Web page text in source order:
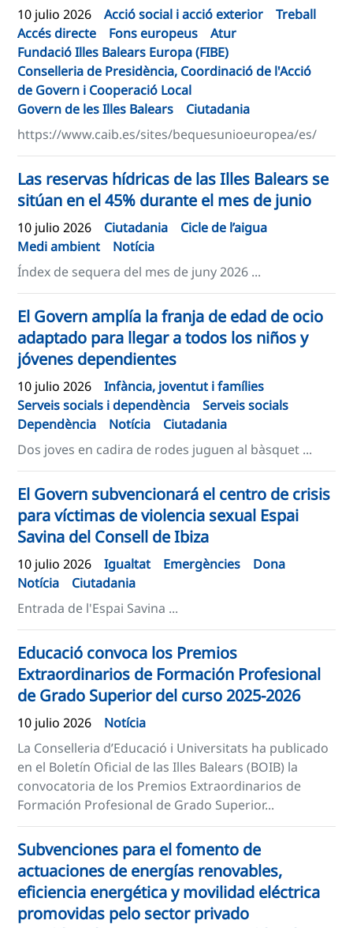
10 julio 2026 Acció social i acció exterior
Treball
Accés directe
Fons europeus
Atur
Fundació Illes Balears Europa (FIBE)
Conselleria de Presidència, Coordinació de l'Acció
de Govern i Cooperació Local
Govern de les Illes Balears
Ciutadania
https://www.caib.es/sites/bequesunioeuropea/es/
Las reservas hídricas de las Illes Balears se
sitúan en el 45% durante el mes de junio
10 julio 2026 Ciutadania
Cicle de l’aigua
Medi ambient
Notícia
Índex de sequera del mes de juny 2026 ...
El Govern amplía la franja de edad de ocio
adaptado para llegar a todos los niños y
jóvenes dependientes
10 julio 2026
Infància, joventut i famílies
Serveis socials i dependència
Serveis socials
Dependència
Notícia
Ciutadania
Dos joves en cadira de rodes juguen al bàsquet ...
El Govern subvencionará el centro de crisis
para víctimas de violencia sexual Espai
Savina del Consell de Ibiza
10 julio 2026 Igualtat Emergències
Dona
Notícia
Ciutadania
Entrada de l'Espai Savina ...
Educació convoca los Premios
Extraordinarios de Formación Profesional
de Grado Superior del curso 2025-2026
10 julio 2026
Notícia
La Conselleria d’Educació i Universitats ha publicado
en el Boletín Oficial de las Illes Balears (BOIB) la
convocatoria de los Premios Extraordinarios de
Formación Profesional de Grado Superior...
Subvenciones para el fomento de
actuaciones de energías renovables,
eficiencia energética y movilidad eléctrica
promovidas pelo sector privado